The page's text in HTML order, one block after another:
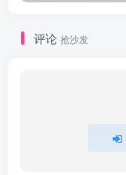
评论 抢沙发